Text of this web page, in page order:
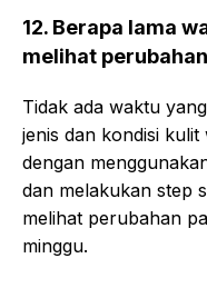
12. Berapa lama
melihat
Tidak ada waktu
jenis dan kondisi
dengan
dan melakukan step
melihat perubahan
minggu.